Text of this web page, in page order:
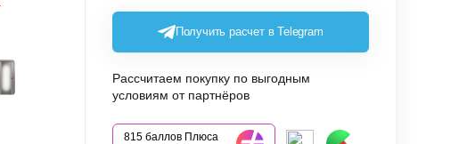
Получить расчет в Telegram
Рассчитаем покупку по выгодным
условиям от партнёров
815 баллов Плюса